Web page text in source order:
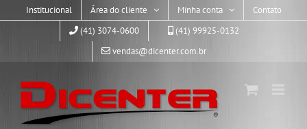
Institucional Área do cliente Minha conta
Contato
(41) 3074-0600
(41) 99925-0132
vendas@dicenter.com.br